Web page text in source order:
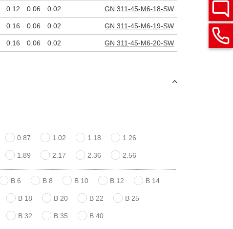
0.12 0.06 0.02 GN 311-45-M6-18-SW
0.16 0.06 0.02 GN 311-45-M6-19-SW
0.16 0.06 0.02 GN 311-45-M6-20-SW
0.87 1.02 1.18 1.26
1.89 2.17 2.36 2.56
B 6 B 8 B 10 B 12 B 14
B 18 B 20 B 22 B 25
B 32 B 35 B 40